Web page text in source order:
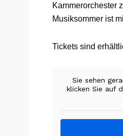
Kammerorchester
Musiksommer ist
Tickets sind
Sie sehen
klicken Sie auf